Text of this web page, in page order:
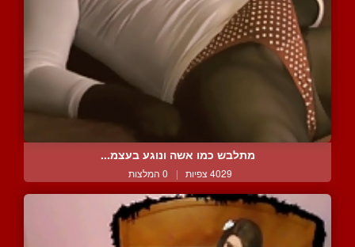
מתלבש כמו אשה ונוגע בעצמ...
4029 צפיות | 0 המלצות